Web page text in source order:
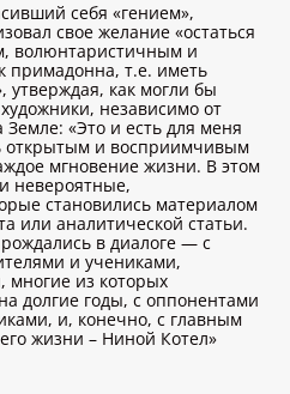
себя «гением»,
свое желание «остаться
волюнтаристичным и
примадонна, т.е. иметь
утверждая, как могли бы
независимо от
«Это и есть для меня
открытым и восприимчивым
мгновение жизни. В этом
невероятные,
становились материалом
или аналитической статьи.
в диалоге — с
и учениками,
многие из которых
долгие годы, с оппонентами
и, конечно, с главным
жизни – Ниной Котел»